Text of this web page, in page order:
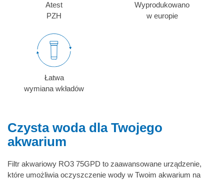
Atest
PZH
Wyprodukowano
w europie
Łatwa
wymiana wkładów
Czysta woda dla Twojego
akwarium
Filtr akwariowy RO3 75GPD to zaawansowane urządzenie,
które umożliwia oczyszczenie wody w Twoim akwarium na